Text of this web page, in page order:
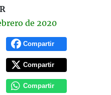
de 2020
Compartir
Compartir
Compartir